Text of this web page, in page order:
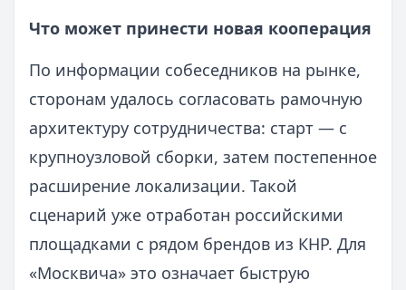
Что может принести новая кооперация
По информации собеседников на рынке,
сторонам удалось согласовать рамочную
архитектуру сотрудничества: старт — с
крупноузловой сборки, затем постепенное
расширение локализации. Такой
сценарий уже отработан российскими
площадками с рядом брендов из КНР. Для
«Москвича» это означает быструю